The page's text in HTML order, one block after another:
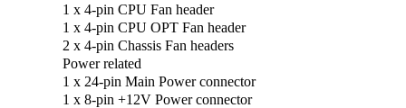
1 x 4-pin CPU Fan header
1 x 4-pin CPU OPT Fan header
2 x 4-pin Chassis Fan headers
Power related
1 x 24-pin Main Power connector
1 x 8-pin +12V Power connector